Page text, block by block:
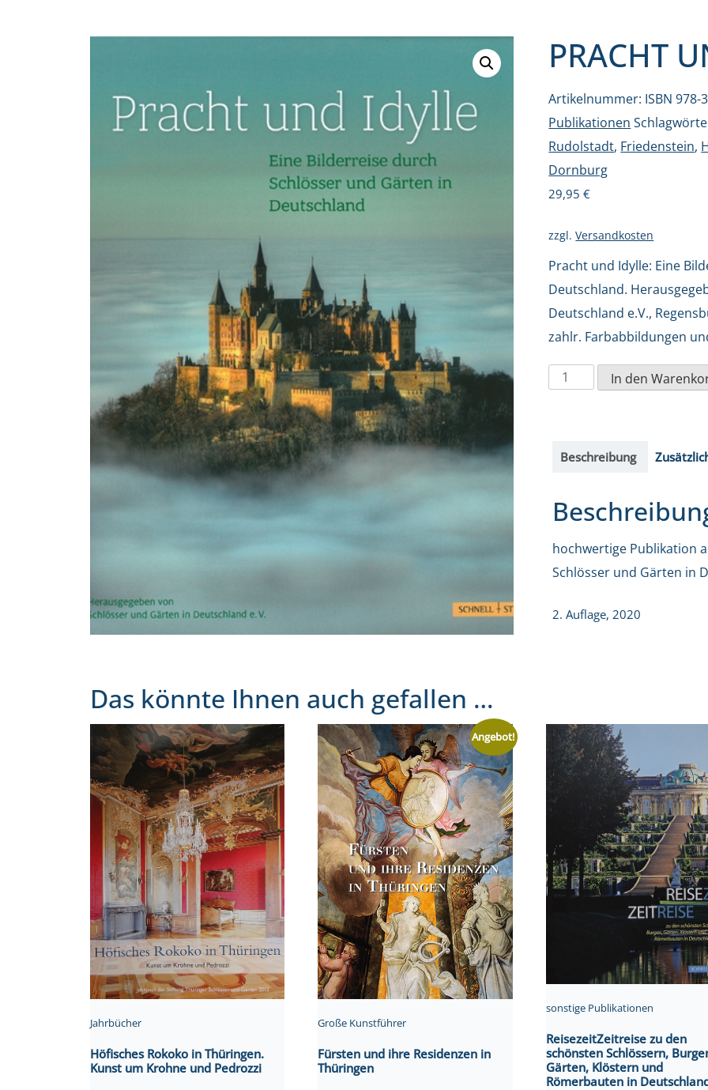
PRACHT
Artikelnummer: ISBN 978-
Publikationen
Rudolstadt, Friedenstein,
Dornburg
29,95€
zzgl.Versandkosten
Pracht und Idylle: Eine
Deutschland.
Deutschland e.V.,
zahlr. Farbabbildungen
Pracht
Menge
In den
Beschreibung
hochwertige Publikation
Schlösser und Gärten in
2. Auflage, 2020
Das könnte Ihnen auch gefallen …
Jahrbücher
Höfisches Rokoko in Thüringen.
Kunst um Krohne und Pedrozzi
Angebot!
Große Kunstführer
Fürsten und ihre Residenzen in
Thüringen
sonstige Publikationen
ReisezeitZeitreise zu den
schönsten Schlössern,
Gärten, Klöstern und
Römerbauten in